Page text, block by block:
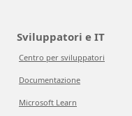
Sviluppatori e IT
Centro per sviluppatori
Documentazione
Microsoft Learn